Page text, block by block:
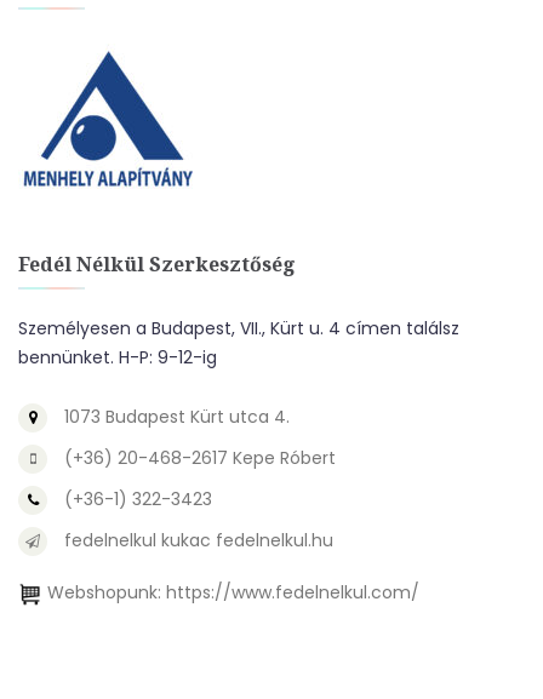
Fedél Nélkül Szerkesztőség
Személyesen a Budapest, VII., Kürt u. 4 címen találsz
bennünket. H-P: 9-12-ig
1073 Budapest Kürt utca 4.
(+36) 20-468-2617 Kepe Róbert
(+36-1) 322-3423
fedelnelkul kukac fedelnelkul.hu
Webshopunk: https://www.fedelnelkul.com/